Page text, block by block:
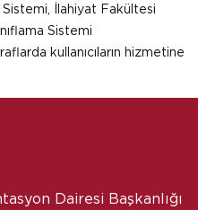
İlahiyat Fakültesi
Sistemi
kullanıcıların hizmetine
Dairesi Başkanlığı